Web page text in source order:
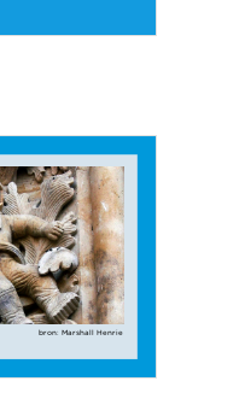
bron: Marshall Henrie